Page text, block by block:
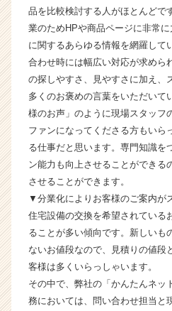
ウ
届
く
就
活
サ
イ
ト
チ
ア
キ
ャ
リ
ア
（C
e
e
r
品を比較検討する人がほとんどで
業のためHPや商品ページに非常
に関するあらゆる情報を網羅して
合わせ時には幅広い対応が求めら
の探しやすさ、見やすさに加え、
多くのお褒めの言葉をいただいて
様のお声」のように現場スタッフ
ファンになってくださる方もいら
る仕事だと思います。専門知識を
ン能力も向上させることができる
させることができます。
▼分業化によりお客様のご案内が
住宅設備の交換を希望されている
ることが多い傾向です。新しいも
ないお値段なので、見積りの値段
客様は多くいらっしゃいます。
その中で、弊社の「かんたんネッ
務においては、問い合わせ担当と